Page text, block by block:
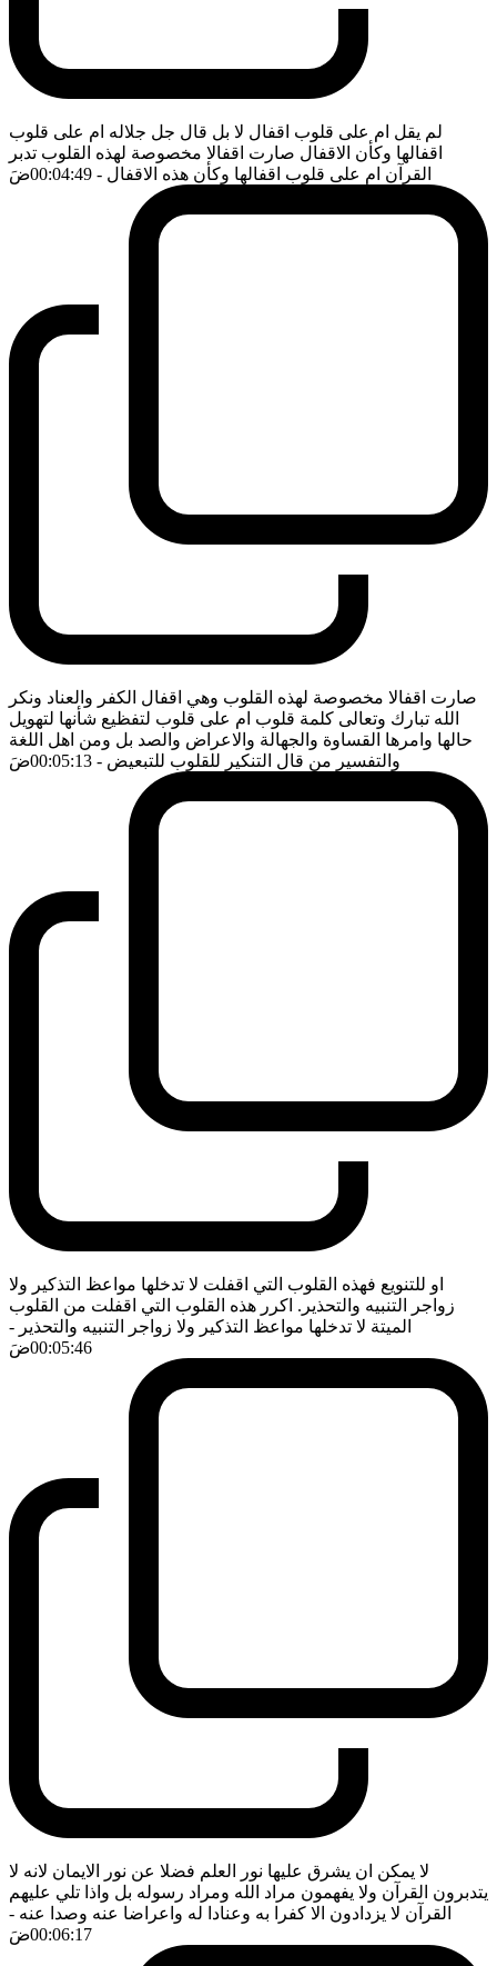
لم يقل ام على قلوب اقفال لا بل قال جل جلاله ام على قلوب
اقفالها وكأن الاقفال صارت اقفالا مخصوصة لهذه القلوب تدبر
القرآن ام على قلوب اقفالها وكأن هذه الاقفال - 00:04:49 ضَ
صارت اقفالا مخصوصة لهذه القلوب وهي اقفال الكفر والعناد ونكر
الله تبارك وتعالى كلمة قلوب ام على قلوب لتفظيع شأنها لتهويل
حالها وامرها القساوة والجهالة والاعراض والصد بل ومن اهل اللغة
والتفسير من قال التنكير للقلوب للتبعيض - 00:05:13 ضَ
او للتنويع فهذه القلوب التي اقفلت لا تدخلها مواعظ التذكير ولا
زواجر التنبيه والتحذير. اكرر هذه القلوب التي اقفلت من القلوب
الميتة لا تدخلها مواعظ التذكير ولا زواجر التنبيه والتحذير -
00:05:46ضَ
لا يمكن ان يشرق عليها نور العلم فضلا عن نور الايمان لانه لا
يتدبرون القرآن ولا يفهمون مراد الله ومراد رسوله بل واذا تلي عليهم
القرآن لا يزدادون الا كفرا به وعنادا له واعراضا عنه وصدا عنه -
00:06:17ضَ